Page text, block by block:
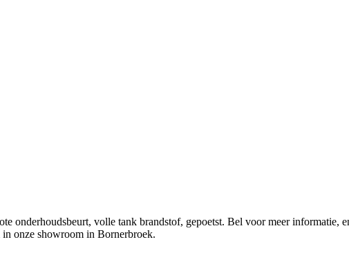
onderhoudsbeurt, volle tank brandstof, gepoetst. Bel voor meer informatie,
onze showroom in Bornerbroek.